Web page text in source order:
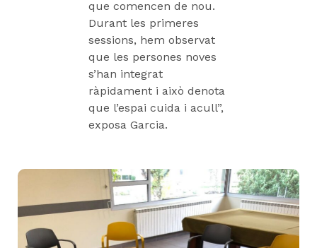
que comencen de nou.
Durant les primeres
sessions, hem observat
que les persones noves
s’han integrat
ràpidament i això denota
que l’espai cuida i acull”,
exposa Garcia.